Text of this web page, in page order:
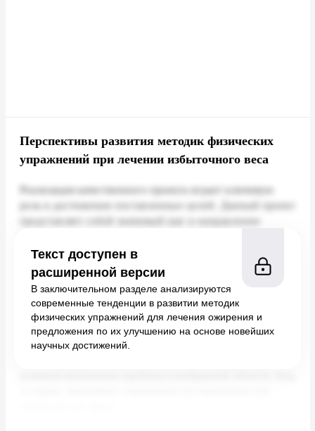
Перспективы развития методик физических
упражнений при лечении избыточного веса
Текст доступен в
расширенной версии
В заключительном разделе анализируются
современные тенденции в развитии методик
физических упражнений для лечения ожирения и
предложения по их улучшению на основе новейших
научных достижений.